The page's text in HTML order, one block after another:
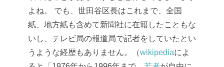
よね。
でも、世田谷区長はこれまで、全国
紙、地方紙も含めて新聞社に在籍したこともな
いし、テレビ局の報道局で記者をしていたとい
うような経歴もありません。（wikipediaによ